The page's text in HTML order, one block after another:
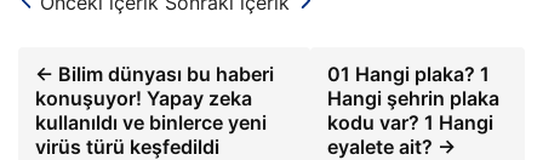
← Bilim dünyası bu haberi
konuşuyor! Yapay zeka
kullanıldı ve binlerce yeni
virüs türü keşfedildi
01 Hangi plaka? 1
Hangi şehrin plaka
kodu var? 1 Hangi
eyalete ait? →